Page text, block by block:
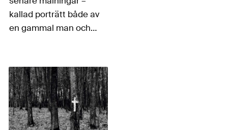
kallad porträtt både av
en gammal man och
föreställa den för sin
tid enastående
Johann Amos
Comenius (Komenský
på tjeckiska), filosof,